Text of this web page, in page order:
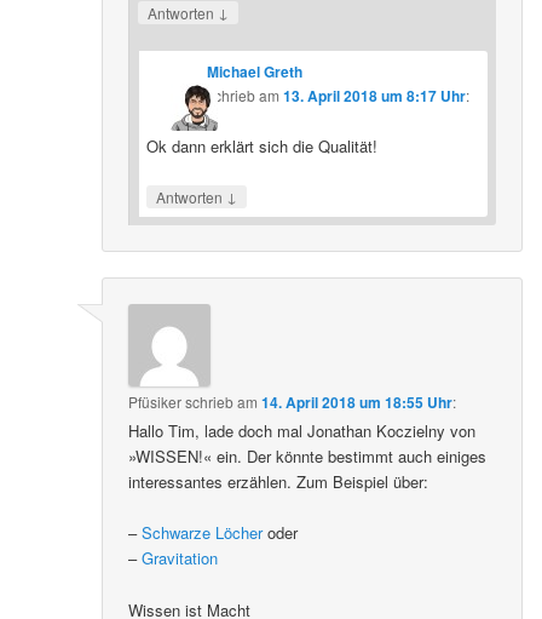
Antworten ↓
Michael Greth
schriebam13. April 2018 um 8:17 Uhr:
Ok dann erklärt sich die Qualität!
Antworten ↓
Pfüsikerschriebam14. April 2018 um 18:55 Uhr:
Hallo Tim, lade doch mal Jonathan Koczielny von
»WISSEN!« ein. Der könnte bestimmt auch einiges
interessantes erzählen. Zum Beispiel über:
–Schwarze Löcheroder
–Gravitation
Wissen ist Macht